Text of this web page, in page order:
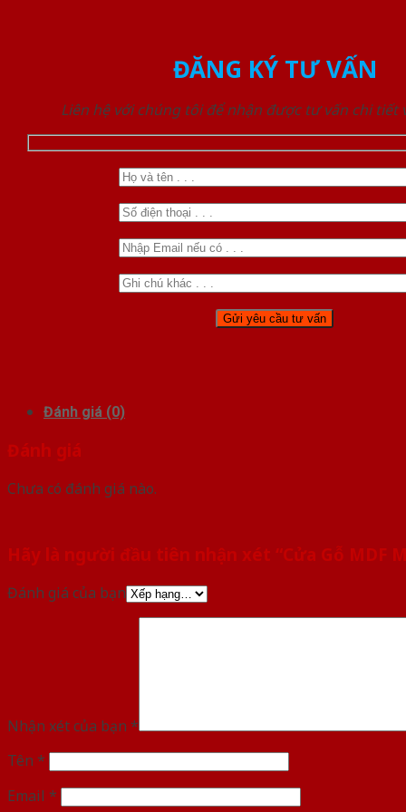
ĐĂNG KÝ TƯ VẤN
Liên hệ với chúng tôi để nhận được tư vấn chi tiết
Đánh giá (0)
Đánh giá
Chưa có đánh giá nào.
Hãy là người đầu tiên nhận xét “Cửa Gỗ MDF
Đánh giá của bạn
Nhận xét của bạn *
Tên *
Email *